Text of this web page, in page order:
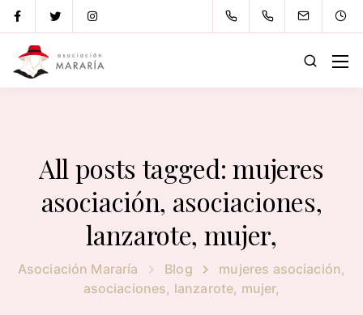
All posts tagged: mujeres
asociación, asociaciones,
lanzarote, mujer,
Asociación Mararía Blog
mujeres asociación,
asociaciones, lanzarote, mujer,